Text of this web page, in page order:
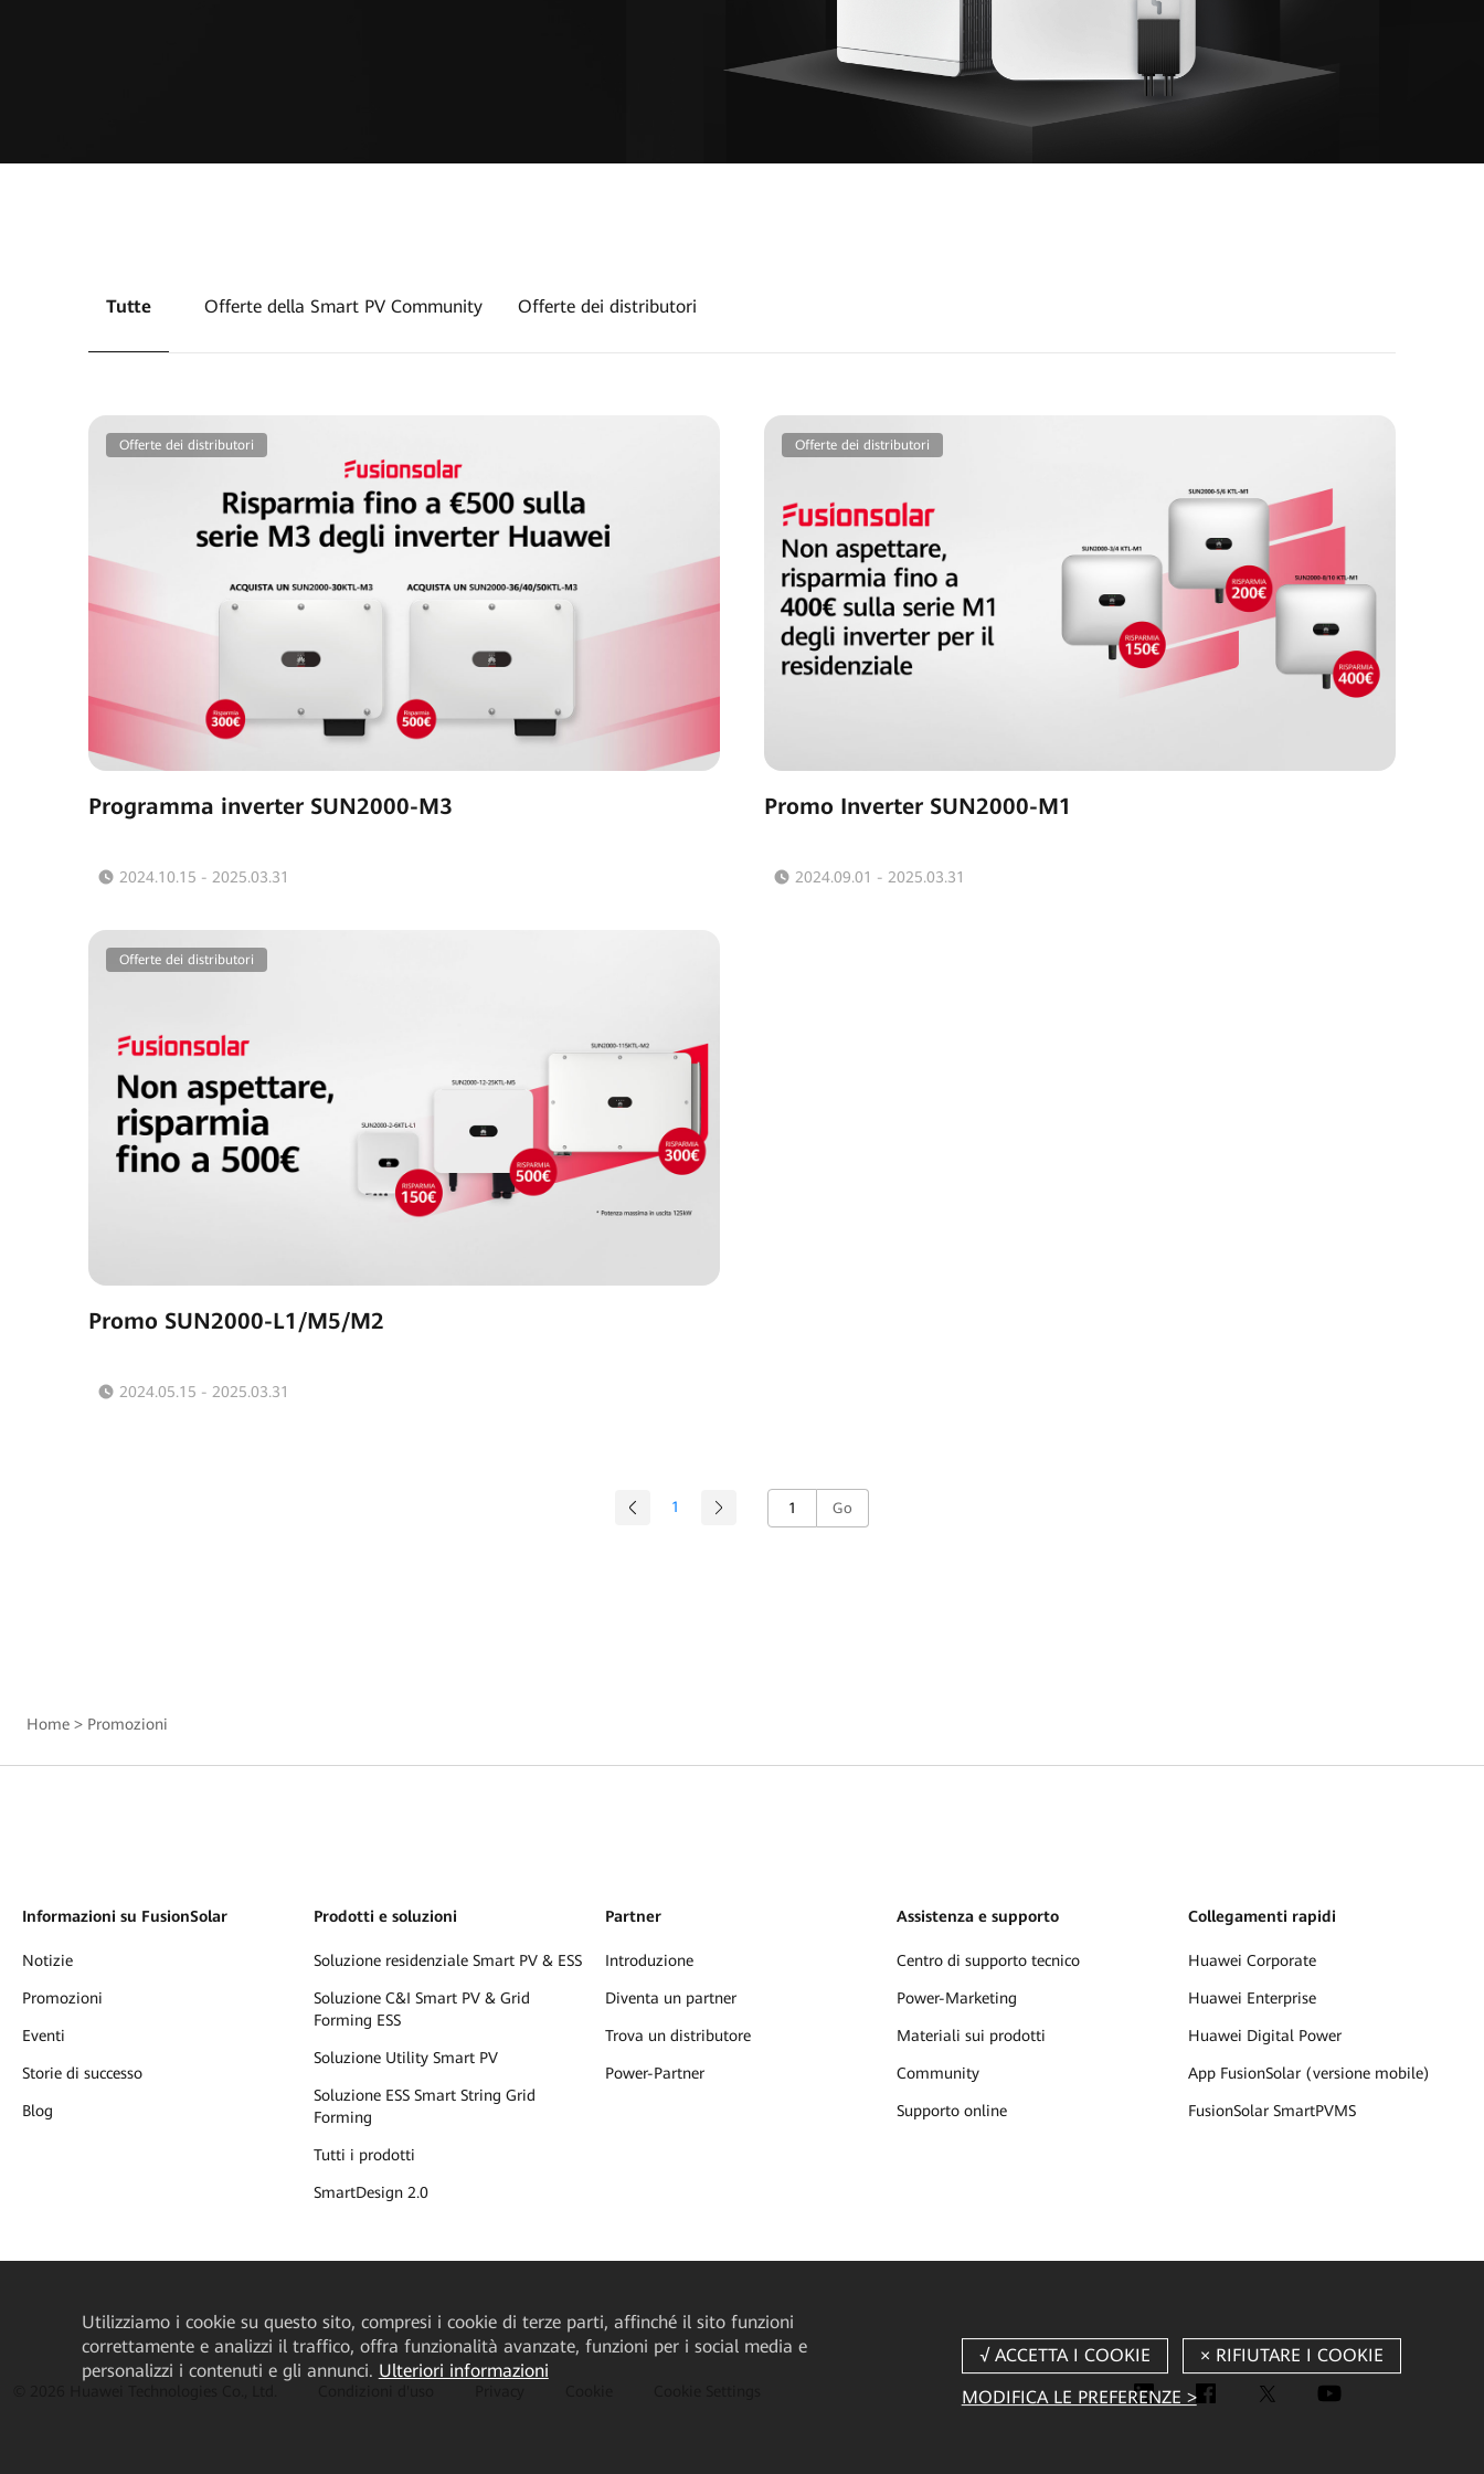
Tutte Offerte della Smart PV Community Offerte dei distributori
Offerte dei distributori
Programma inverter SUN2000-M3
2024.10.15 - 2025.03.31
Offerte dei distributori
Promo Inverter SUN2000-M1
2024.09.01 - 2025.03.31
Offerte dei distributori
Promo SUN2000-L1/M5/M2
2024.05.15 - 2025.03.31
1 Go
Home > Promozioni
Informazioni su FusionSolar
Notizie
Promozioni
Eventi
Storie di successo
Blog
Prodotti e soluzioni
Soluzione residenziale Smart PV & ESS
Soluzione C&I Smart PV & Grid
Forming ESS
Soluzione Utility Smart PV
Soluzione ESS Smart String Grid
Forming
Tutti i prodotti
SmartDesign 2.0
Partner
Introduzione
Diventa un partner
Trova un distributore
Power-Partner
Assistenza e supporto
Centro di supporto tecnico
Power-Marketing
Materiali sui prodotti
Community
Supporto online
Collegamenti rapidi
Huawei Corporate
Huawei Enterprise
Huawei Digital Power
App FusionSolar (versione mobile)
FusionSolar SmartPVMS
Utilizziamo i cookie su questo sito, compresi i cookie di terze parti, affinché il sito funzioni
correttamente e analizzi il traffico, offra funzionalità avanzate, funzioni per i social media e
personalizzi i contenuti e gli annunci. Ulteriori informazioni
MODIFICA LE PREFERENZE >